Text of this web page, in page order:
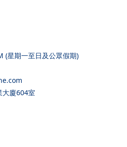
(星期一至日及公眾假期)
大廈604室